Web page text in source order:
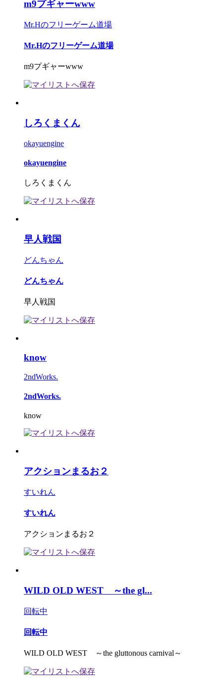
m9プギャーwww
Mr.Hのフリーゲーム道場
Mr.Hのフリーゲーム道場
m9プギャーwww
しろくまくん
okayuengine
okayuengine
しろくまくん
早人戦国
どんちゃん
どんちゃん
早人戦国
know
2ndWorks.
2ndWorks.
know
アクションまるお２
すいれん
すいれん
アクションまるお２
WILD OLD WEST ～the gl...
回転中
回転中
WILD OLD WEST ～the gluttonous carnival～